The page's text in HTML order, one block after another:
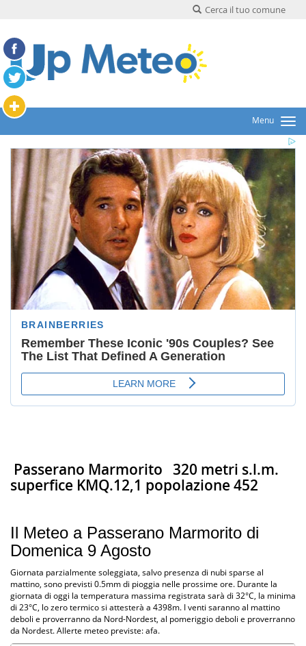
Cerca il tuo comune
Menu
Passerano Marmorito 320 metri s.l.m.
superfice KMQ.12,1 popolazione 452
Il Meteo a Passerano Marmorito di
Domenica 9 Agosto
Giornata parzialmente soleggiata, salvo presenza di nubi sparse al
mattino, sono previsti 0.5mm di pioggia nelle prossime ore. Durante la
giornata di oggi la temperatura massima registrata sarà di 32°C, la minima
di 23°C, lo zero termico si attesterà a 4398m. I venti saranno al mattino
deboli e proverranno da Nord-Nordest, al pomeriggio deboli e proverranno
da Nordest. Allerte meteo previste: afa.